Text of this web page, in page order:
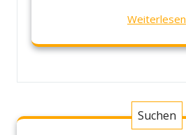
Weiterlesen
Suchen